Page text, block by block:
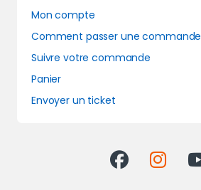
Mon compte
Comment passer une commande
Suivre votre commande
Panier
Envoyer un ticket